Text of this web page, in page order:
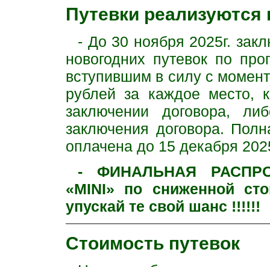
Путевки реализуются
- До 30 ноября 2025г.
новогодних путевок по
вступившим в силу с
рублей за каждое место,
заключении договора,
заключения договора.
оплачена до 15 декабря
- ФИНАЛЬНАЯ
«MINI» по сниженной
упускай те свой шанс !!!!!!
Стоимость путевок